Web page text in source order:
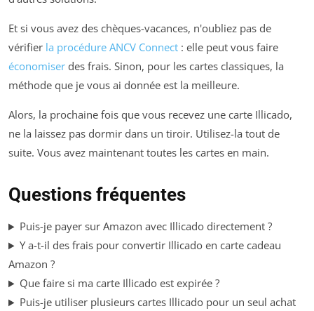
Et si vous avez des chèques-vacances, n'oubliez pas de
vérifier la procédure ANCV Connect : elle peut vous faire
économiser des frais. Sinon, pour les cartes classiques, la
méthode que je vous ai donnée est la meilleure.
Alors, la prochaine fois que vous recevez une carte Illicado,
ne la laissez pas dormir dans un tiroir. Utilisez-la tout de
suite. Vous avez maintenant toutes les cartes en main.
Questions fréquentes
Puis-je payer sur Amazon avec Illicado directement ?
Y a-t-il des frais pour convertir Illicado en carte cadeau
Amazon ?
Que faire si ma carte Illicado est expirée ?
Puis-je utiliser plusieurs cartes Illicado pour un seul achat